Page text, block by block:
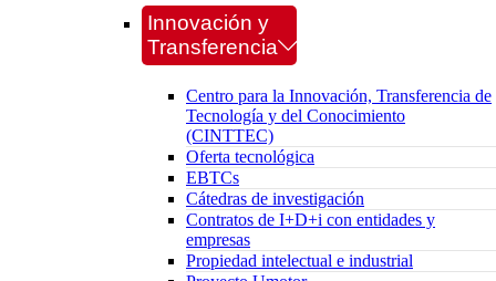
Innovación y
Transferencia
Centro para la Innovación, Transferencia de
Tecnología y del Conocimiento
(CINTTEC)
Oferta tecnológica
EBTCs
Cátedras de investigación
Contratos de I+D+i con entidades y
empresas
Propiedad intelectual e industrial